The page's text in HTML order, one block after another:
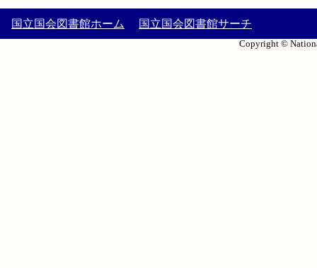
国立国会図書館ホーム 国立国会図書館サーチ
Copyright ©